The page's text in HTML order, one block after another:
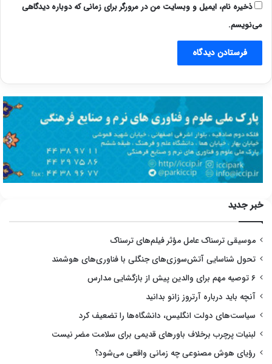
ذخیره نام، ایمیل و وبسایت من در مرورگر برای زمانی که دوباره دیدگاهی
می‌نویسم.
خبر جدید
موسیقی ترسناک عامل مؤثر فیلم‌های ترسناک
تحول شناسایی آتش‌سوزی‌های جنگلی با فناوری‌های هوشمند
۶ توصیه مهم برای والدین پیش از بازگشایی مدارس
آنچه باید درباره آرتروز زانو بدانید
سیاست‌های دولت انگلیس، دانشگاه‌ها را تضعیف کرد
لبنیات پرچرب برخلاف باورهای قدیمی برای سلامت مضر نیست
رؤیای هوش مصنوعی چه زمانی واقعی می‌شود؟